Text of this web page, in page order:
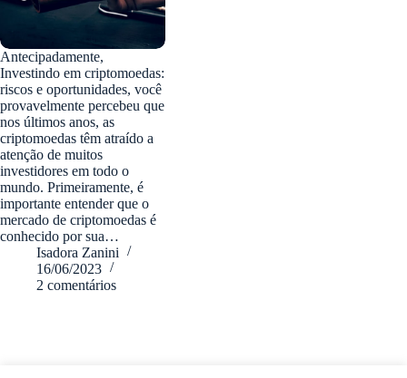
Antecipadamente,
Investindo em criptomoedas:
riscos e oportunidades, você
provavelmente percebeu que
nos últimos anos, as
criptomoedas têm atraído a
atenção de muitos
investidores em todo o
mundo. Primeiramente, é
importante entender que o
mercado de criptomoedas é
conhecido por sua…
Isadora Zanini
16/06/2023
2 comentários